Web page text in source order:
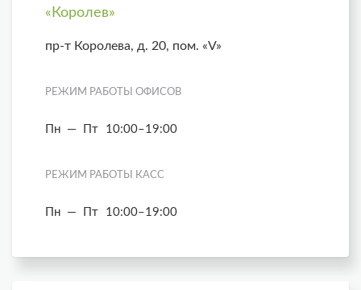
«Королев»
пр-т Королева, д. 20, пом. «V»
РЕЖИМ РАБОТЫ ОФИСОВ
Пн — Пт 10:00–19:00
РЕЖИМ РАБОТЫ КАСС
Пн — Пт 10:00–19:00